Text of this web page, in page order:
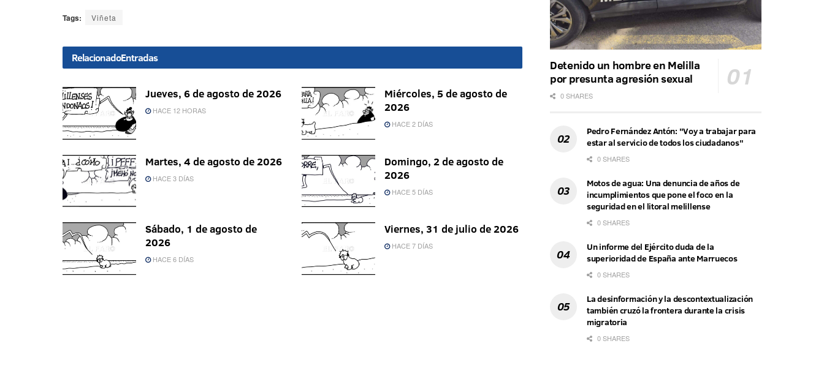
Tags: Viñeta
RelacionadoEntradas
Jueves, 6 de agosto de 2026
HACE 12 HORAS
Miércoles, 5 de agosto de
2026
HACE 2 DÍAS
Martes, 4 de agosto de 2026
HACE 3 DÍAS
Domingo, 2 de agosto de
2026
HACE 5 DÍAS
Sábado, 1 de agosto de
2026
HACE 6 DÍAS
Viernes, 31 de julio de 2026
HACE 7 DÍAS
Detenido un hombre en Melilla
por presunta agresión sexual
0 SHARES
Pedro Fernández Antón: "Voy a trabajar para
estar al servicio de todos los ciudadanos"
0 SHARES
Motos de agua: Una denuncia de años de
incumplimientos que pone el foco en la
seguridad en el litoral melillense
0 SHARES
Un informe del Ejército duda de la
superioridad de España ante Marruecos
0 SHARES
La desinformación y la descontextualización
también cruzó la frontera durante la crisis
migratoria
0 SHARES